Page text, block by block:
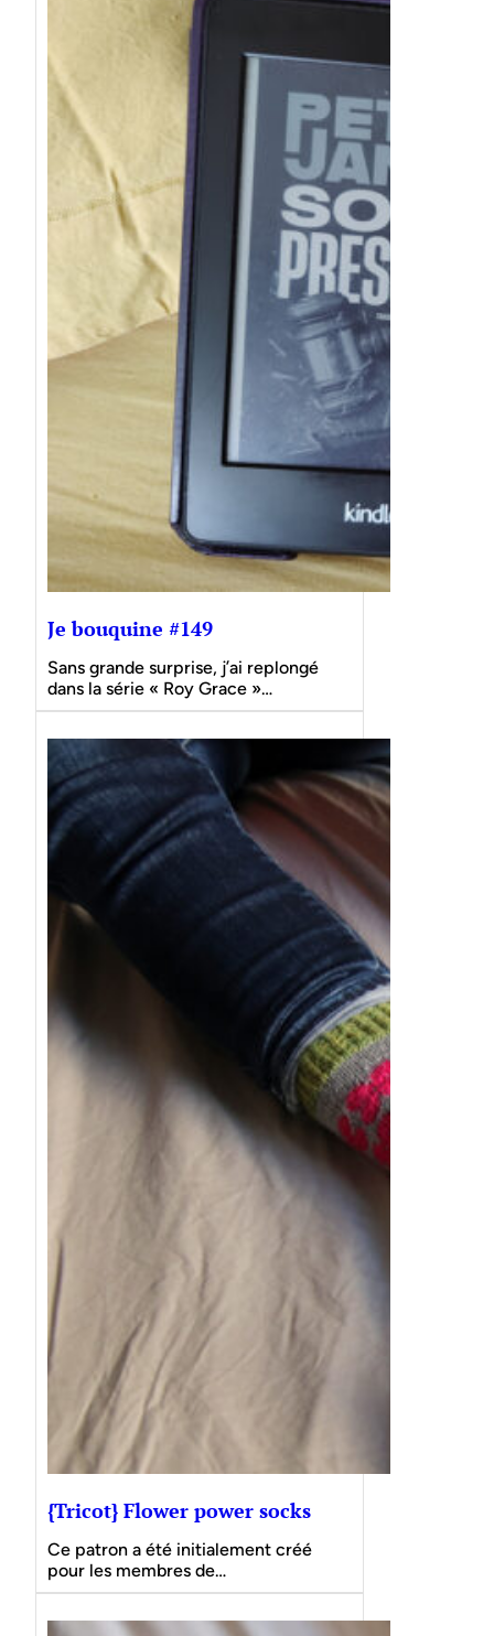
Je bouquine #149
Sans grande surprise, j’ai replongé
dans la série « Roy Grace »…
{Tricot} Flower power socks
Ce patron a été initialement créé
pour les membres de…